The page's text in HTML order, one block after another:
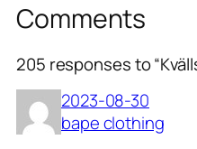
Comments
205 responses to
2023-08-30
bape clothing